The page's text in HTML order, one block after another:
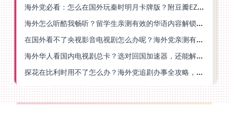
海外党必看：怎么在国外玩秦时明月卡牌版？附豆瓣EZCast地区限制破解法
海外怎么听酷我畅听？留学生亲测有效的华语内容解锁指南
在国外看不了央视影音电视剧怎么办呢？海外党亲测有效的回国加速方案
海外华人看国内电视剧总卡？选对回国加速器，还能解决菲律宾打不开反诈中心的问题
探花在比利时用不了怎么办？海外党追剧办事全攻略，选对加速器就够了